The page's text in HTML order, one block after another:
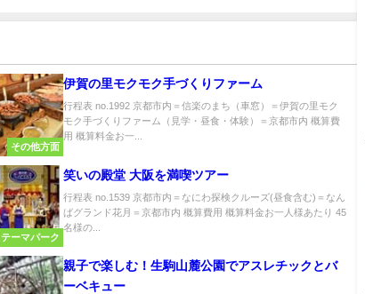
その他方面
伊賀の里モクモク手づくりファーム
行程表 no.1992 京都市内＝信楽のまち（車窓）＝伊賀の里モク
モク手づくりファーム（見学・昼食・体験）＝京都市内 概算費
用 概算料金お一...
テーマパーク
笑いの殿堂 大阪を満喫ツアー
行程表 no.1539 京都市内＝なにわ探検クルーズ(昼食含む)＝なん
ばグランド花月＝京都市内 概算費用 概算料金お一人様あたり 45
名様の...
親子で楽しむ！生駒山麓公園でアスレチックとバ
ーベキュー